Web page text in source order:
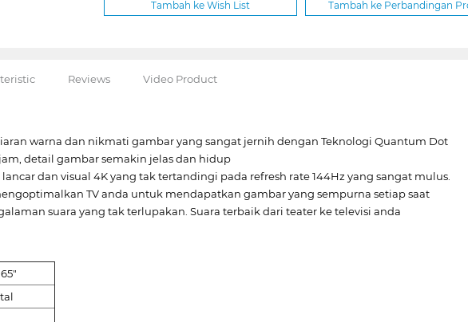
Tambah ke Wish List Tambah ke Perbandingan
Reviews Video Product
warna dan nikmati gambar yang sangat jernih dengan Teknologi Quantum Dot
detail gambar semakin jelas dan hidup
dan visual 4K yang tak tertandingi pada refresh rate 144Hz yang sangat mulus.
TV anda untuk mendapatkan gambar yang sempurna setiap saat
suara yang tak terlupakan. Suara terbaik dari teater ke televisi anda